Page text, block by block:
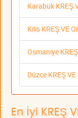
Karabük KREŞ
Kilis KREŞ VE
Osmaniye
Düzce KREŞ
En İyi KREŞ